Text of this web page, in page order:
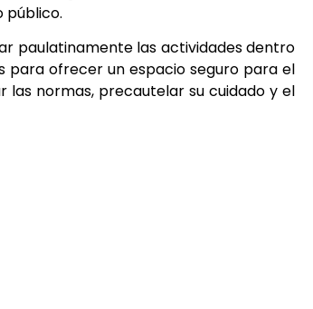
público.
paulatinamente las actividades dentro
para ofrecer un espacio seguro para el
las normas, precautelar su cuidado y el